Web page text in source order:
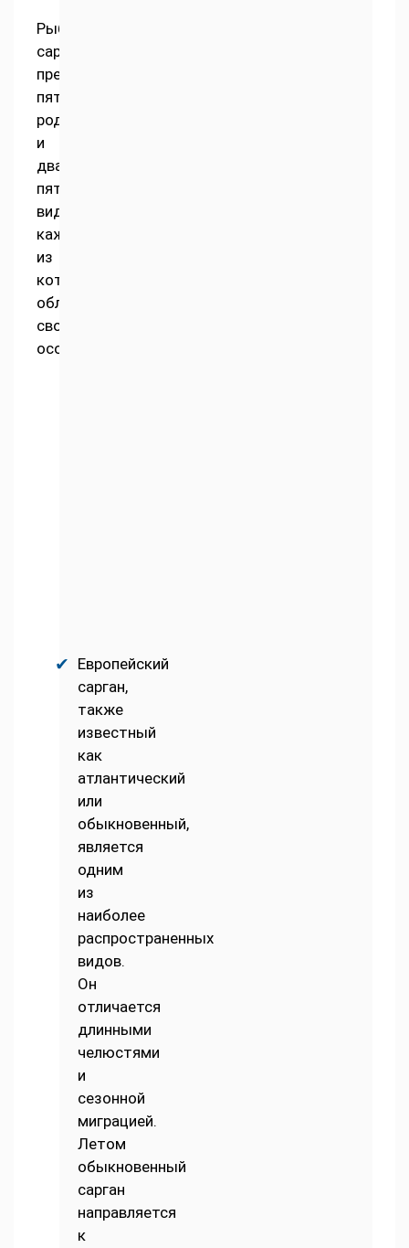
Рыба
сарган
представлена
пятью
родами
и
двадцатью
пятью
видами,
каждый
из
которых
обладает
своими
особенностями:
Европейский
сарган,
также
известный
как
атлантический
или
обыкновенный,
является
одним
из
наиболее
распространенных
видов.
Он
отличается
длинными
челюстями
и
сезонной
миграцией.
Летом
обыкновенный
сарган
направляется
к